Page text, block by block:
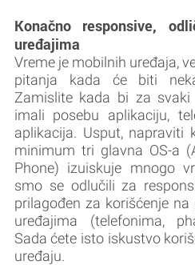
Konačno responsive,
uređajima
Vreme je mobilnih uređaja,
pitanja kada će biti
Zamislite kada bi za
imali posebu aplikaciju,
aplikacija. Usput, napraviti
minimum tri glavna OS-a
Phone) izuiskuje mnogo
smo se odlučili za
prilagođen za korišćenje
uređajima (telefonima,
Sada ćete isto iskustvo
uređaju.